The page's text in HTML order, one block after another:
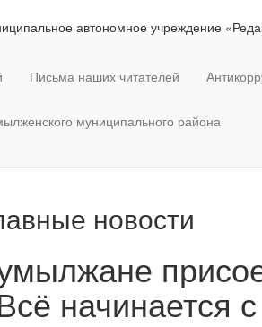
автономное учреждение
Письма наших читателей
муниципального района
новости
начинается